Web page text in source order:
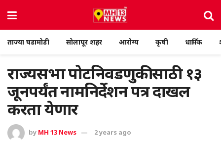
ताज्या घडामोडी सोलापूर शहर आरोग्य कृषी धार्मिक
राज्यसभा पोटनिवडणुकीसाठी १३
जूनपर्यंत नामनिर्देशन पत्र दाखल
करता येणार
by MH 13 News 2 years ago